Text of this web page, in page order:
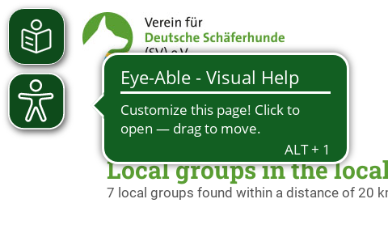
Local groups in the
7 local groups found within a distance of 20